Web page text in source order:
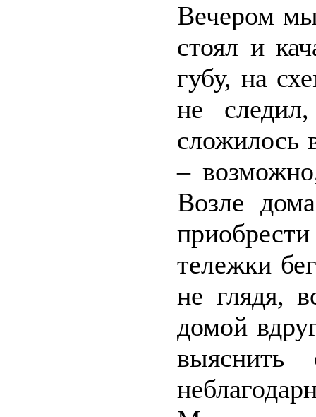
Вечером
стоял и
губу, на
не
сложилось
–
Возле
тележки
не глядя,
домой